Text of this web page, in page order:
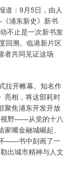
道：9月5日，由人
浦东新史》新书
不止是一次新书发
回溯。临港新片区
者共同见证这场
拉开帷幕。知名作
亮相，将这部耗时
聚焦浦东开发开放
视野——从党的十八
嘴金融城崛起、
——书中刻画了一
出城市精神与人文